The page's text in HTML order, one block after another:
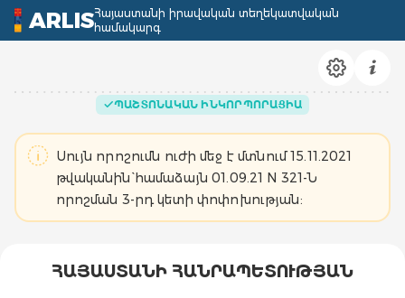
ARLISՀայաստանի իրավական տեղեկատվական
համակարգ
ՊԱՇՏՈՆԱԿԱՆ ԻՆԿՈՐՊՈՐԱՑԻԱ
Սույն որոշումն ուժի մեջ է մտնում 15.11.2021
թվականին` համաձայն 01.09.21 N 321-Ն
որոշման 3-րդ կետի փոփոխության:
ՀԱՅԱՍՏԱՆԻ ՀԱՆՐԱՊԵՏՈՒԹՅԱՆ